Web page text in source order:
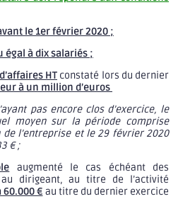
le 1er février 2020 ;
à dix salariés ;
HT constaté lors du dernier
à un million d’euros
pas encore clos d’exercice, le
moyen sur la période comprise
l’entreprise et le 29 février 2020
€ ;
augmenté le cas échéant des
dirigeant, au titre de l’activité
€ au titre du dernier exercice